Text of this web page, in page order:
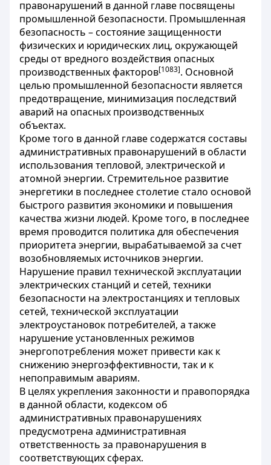
правонарушений в данной главе посвящены
промышленной безопасности. Промышленная
безопасность – состояние защищенности
физических и юридических лиц, окружающей
среды от вредного воздействия опасных
производственных факторов[1083]. Основной
целью промышленной безопасности является
предотвращение, минимизация последствий
аварий на опасных производственных
объектах.
Кроме того в данной главе содержатся составы
административных правонарушений в области
использования тепловой, электрической и
атомной энергии. Стремительное развитие
энергетики в последнее столетие стало основой
быстрого развития экономики и повышения
качества жизни людей. Кроме того, в последнее
время проводится политика для обеспечения
приоритета энергии, вырабатываемой за счет
возобновляемых источников энергии.
Нарушение правил технической эксплуатации
электрических станций и сетей, техники
безопасности на электростанциях и тепловых
сетей, технической эксплуатации
электроустановок потребителей, а также
нарушение установленных режимов
энергопотребления может привести как к
снижению энергоэффективности, так и к
непоправимым авариям.
В целях укрепления законности и правопорядка
в данной области, кодексом об
административных правонарушениях
предусмотрена административная
ответственность за правонарушения в
соответствующих сферах.